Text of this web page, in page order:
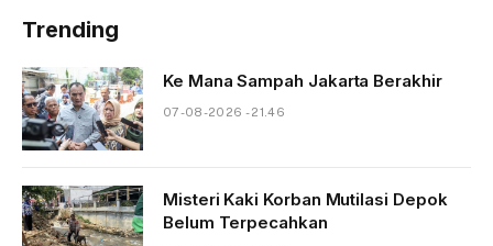
Trending
Ke Mana Sampah Jakarta Berakhir
07-08-2026 - 21.46
Misteri Kaki Korban Mutilasi Depok
Belum Terpecahkan